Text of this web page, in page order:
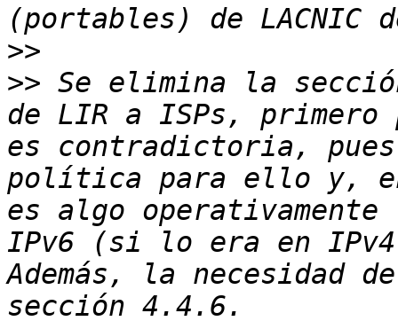
>>
>> Se elimina la
de LIR a ISPs, primero
es contradictoria,
política para ello y, en
es algo operativamente
IPv6 (si lo era en IPv4
Además, la necesidad